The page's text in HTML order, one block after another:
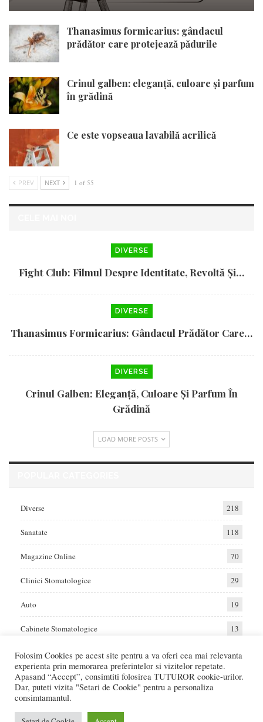
Thanasimus formicarius: gândacul
prădător care protejează pădurile
Crinul galben: eleganță, culoare și parfum
în grădină
Ce este vopseaua lavabilă acrilică
PREV NEXT 1 of 55
DIVERSE
Fight Club: Filmul Despre Identitate, Revoltă Și…
DIVERSE
Thanasimus Formicarius: Gândacul Prădător Care…
DIVERSE
Crinul Galben: Eleganță, Culoare Și Parfum În
Grădină
LOAD MORE POSTS
Diverse 218
Sanatate 118
Magazine Online 70
Clinici Stomatologice 29
Auto 19
Cabinete Stomatologice 13
Home Auto Diverse Sanatate
Va raportam cele mai bune oferte de servicii si produse din Romania. Recenzii
Folosim Cookies pe acest site pentru a va oferi cea mai relevanta
experienta prin memorarea preferintelor si vizitelor repetate.
Apasand “Accept”, consimtiti folosirea TUTUROR cookie-urilor.
Dar, puteti vizita "Setari de Cookie" pentru a personaliza
consimtamantul.